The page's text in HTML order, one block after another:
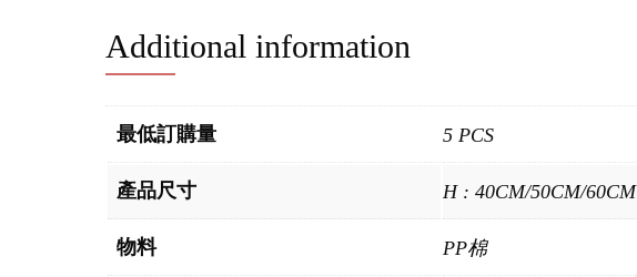
Additional information
最低訂購量 5 PCS
產品尺寸 H : 40CM/50CM/60CM
物料 PP棉